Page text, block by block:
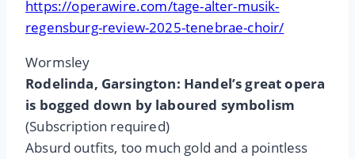
https://operawire.com/tage-alter-musik-
regensburg-review-2025-tenebrae-choir/
Wormsley
Rodelinda, Garsington: Handel’s great opera
is bogged down by laboured symbolism
(Subscription required)
Absurd outfits, too much gold and a pointless